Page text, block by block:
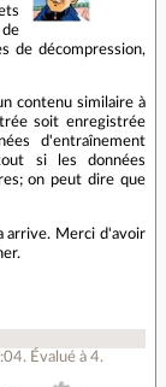
de décompression,
contenu similaire à
soit enregistrée
d'entraînement
si les données
on peut dire que
arrive. Merci d'avoir
. Évalué à4.